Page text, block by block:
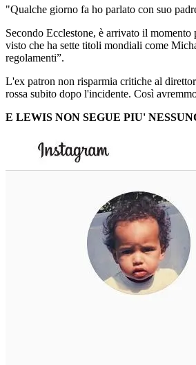
"Qualche giorno fa ho parlato con suo
Secondo Ecclestone, è arrivato il
visto che ha sette titoli mondiali come
regolamenti”.
L'ex patron non risparmia critiche al
rossa subito dopo l'incidente. Così
E LEWIS NON SEGUE PIU'